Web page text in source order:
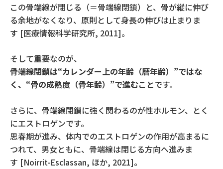
この骨端線が閉じる（＝骨端線閉鎖）と、骨が縦に伸び
る余地がなくなり、原則として身長の伸びは止まりま
す [医療情報科学研究所, 2011]。
そして重要なのが、
骨端線閉鎖は“カレンダー上の年齢（暦年齢）”ではな
く、“骨の成熟度（骨年齢）”で進むことです。
さらに、骨端線閉鎖に強く関わるのが性ホルモン、とく
にエストロゲンです。
思春期が進み、体内でのエストロゲンの作用が高まるに
つれて、男女ともに、骨端線は閉じる方向へ進みま
す [Noirrit-Esclassan, ほか, 2021]。